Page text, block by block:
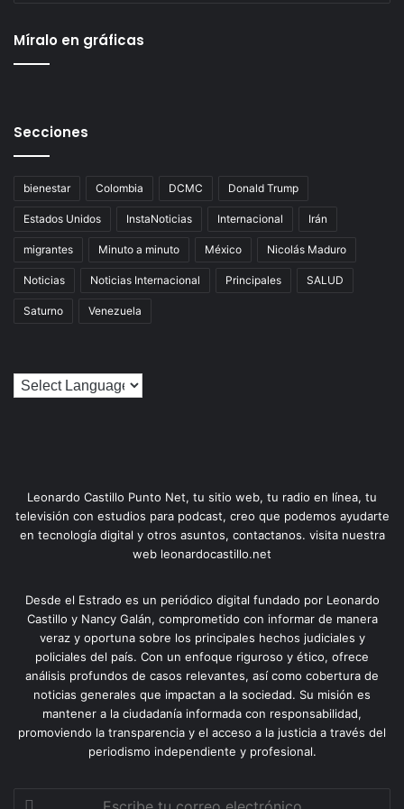
Míralo en gráficas
Secciones
bienestar Colombia DCMC Donald Trump
Estados Unidos InstaNoticias Internacional Irán
migrantes Minuto a minuto México Nicolás Maduro
Noticias Noticias Internacional Principales SALUD
Saturno Venezuela
Leonardo Castillo Punto Net, tu sitio web, tu radio en línea, tu
televisión con estudios para podcast, creo que podemos ayudarte
en tecnología digital y otros asuntos, contactanos. visita nuestra
web leonardocastillo.net
Desde el Estrado es un periódico digital fundado por Leonardo
Castillo y Nancy Galán, comprometido con informar de manera
veraz y oportuna sobre los principales hechos judiciales y
policiales del país. Con un enfoque riguroso y ético, ofrece
análisis profundos de casos relevantes, así como cobertura de
noticias generales que impactan a la sociedad. Su misión es
mantener a la ciudadanía informada con responsabilidad,
promoviendo la transparencia y el acceso a la justicia a través del
periodismo independiente y profesional.